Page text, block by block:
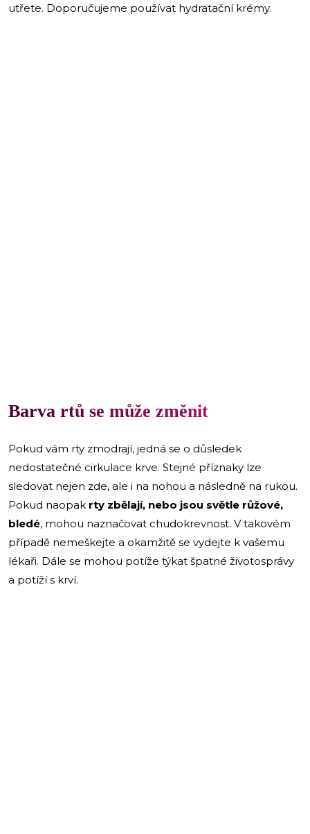
utřete. Doporučujeme používat hydratační krémy.
Barva rtů se může změnit
Pokud vám rty zmodrají, jedná se o důsledek
nedostatečné cirkulace krve. Stejné příznaky lze
sledovat nejen zde, ale i na nohou a následně na rukou.
Pokud naopak rty zbělají, nebo jsou světle růžové,
bledé, mohou naznačovat chudokrevnost. V takovém
případě nemeškejte a okamžitě se vydejte k vašemu
lékaři. Dále se mohou potíže týkat špatné životosprávy
a potíží s krví.